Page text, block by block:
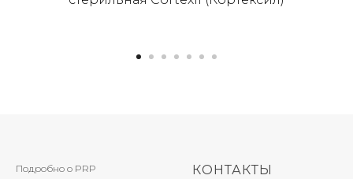
Подробно о PRP
КОНТАКТЫ